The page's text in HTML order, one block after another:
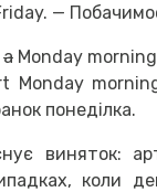
—
a Monday
Monday
понеділка.
виняток:
коли